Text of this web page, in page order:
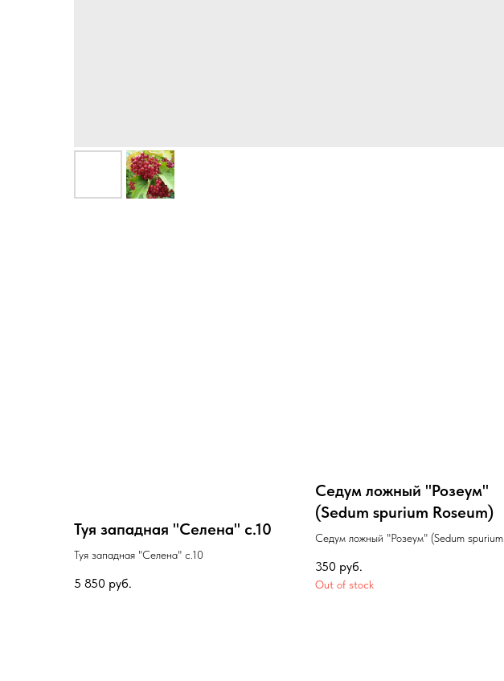
Туя западная "Селена" с.10
Туя западная "Селена" с.10
5 850 руб.
Седум ложный "Розеум"
(Sedum spurium Roseum)
Седум ложный "Розеум" (Sedum spurium
350 руб.
Out of stock